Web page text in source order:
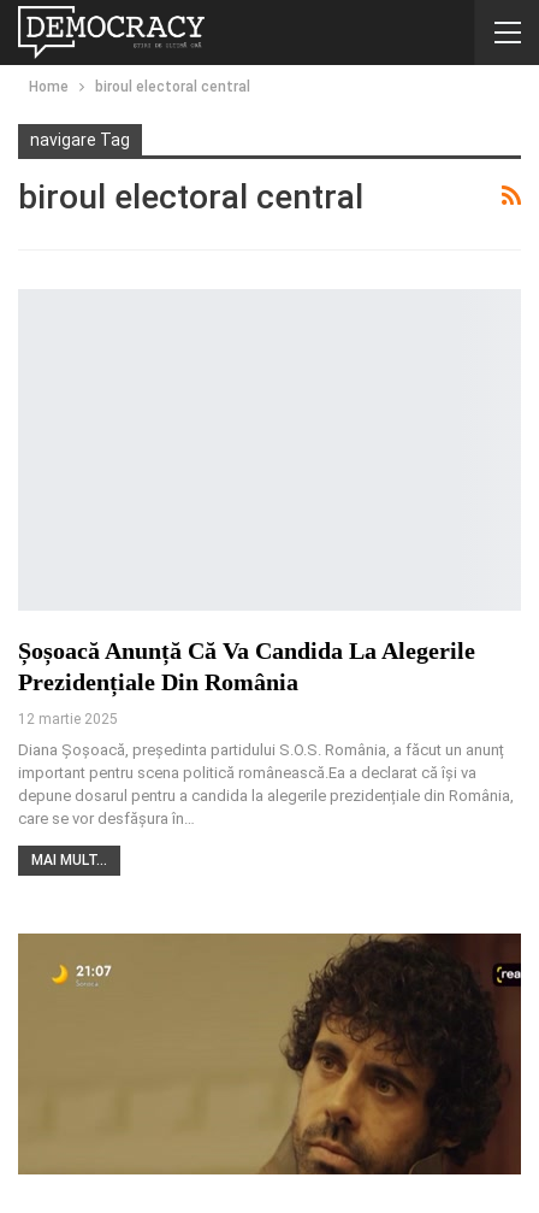
Home biroul electoral central
navigare Tag
biroul electoral central
Șoșoacă Anunță Că Va Candida La Alegerile
Prezidențiale Din România
12 martie 2025
Diana Șoșoacă, președinta partidului S.O.S. România, a făcut un anunț
important pentru scena politică românească.Ea a declarat că își va
depune dosarul pentru a candida la alegerile prezidențiale din România,
care se vor desfășura în…
MAI MULT...